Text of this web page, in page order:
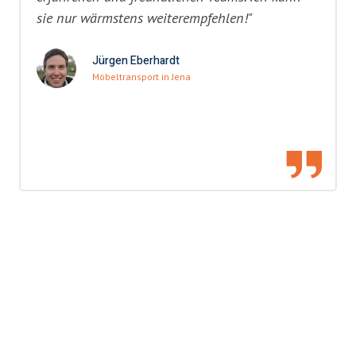
sie nur wärmstens weiterempfehlen!"
Jürgen Eberhardt
Möbeltransport in Jena